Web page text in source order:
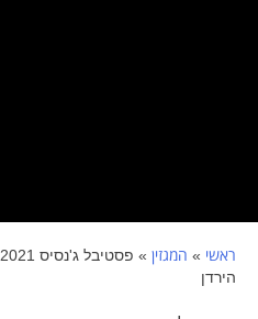
ראשי » המגזין »
הירדן